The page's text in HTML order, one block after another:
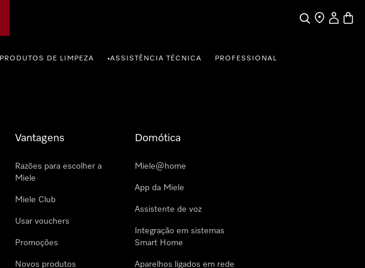
PesquisaEncontrar loja
A minha
PRODUTOS DE LIMPEZA •ASSISTÊNCIA TÉCNICA PROFESSIONAL
Vantagens
Razões para escolher a
Miele
Miele Club
Usar vouchers
Promoções
Novos produtos
Domótica
Miele@home
App da Miele
Assistente de voz
Integração em sistemas
Smart Home
Aparelhos ligados em rede